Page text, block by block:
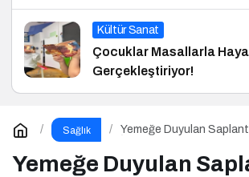
Kültür Sanat
Çocuklar Masallarla
Gerçekleştiriyor!
Sağlık
Yemeğe Duyulan
Yemeğe Duyulan